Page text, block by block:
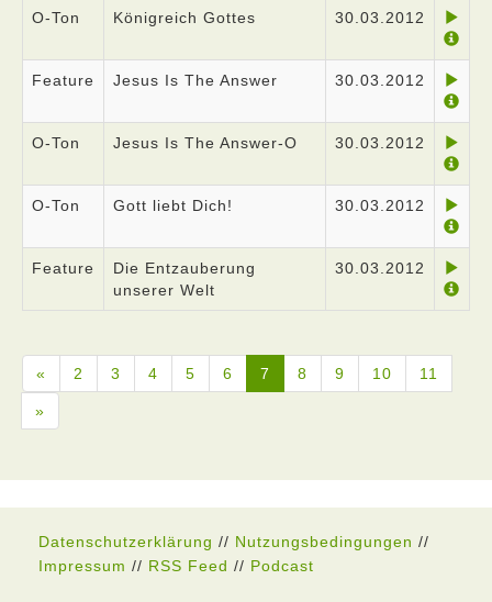
O-Ton Königreich Gottes 30.03.2012
Feature Jesus Is The Answer 30.03.2012
O-Ton Jesus Is The Answer-O 30.03.2012
O-Ton Gott liebt Dich! 30.03.2012
Feature
Die Entzauberung
unserer Welt
30.03.2012
« 2 3 4 5 6 7 8 9 10 11
»
Datenschutzerklärung // Nutzungsbedingungen //
Impressum // RSS Feed // Podcast